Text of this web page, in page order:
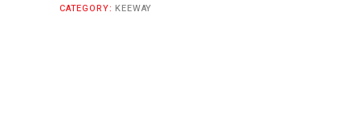
CATEGORY: KEEWAY